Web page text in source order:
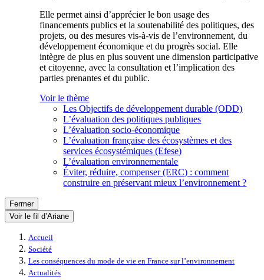
Elle permet ainsi d’apprécier le bon usage des
financements publics et la soutenabilité des politiques, des
projets, ou des mesures vis-à-vis de l’environnement, du
développement économique et du progrès social. Elle
intègre de plus en plus souvent une dimension participative
et citoyenne, avec la consultation et l’implication des
parties prenantes et du public.
Voir le thème
Les Objectifs de développement durable (ODD)
L’évaluation des politiques publiques
L’évaluation socio-économique
L’évaluation française des écosystèmes et des
services écosystémiques (Efese)
L’évaluation environnementale
Éviter, réduire, compenser (ERC) : comment
construire en préservant mieux l’environnement ?
Fermer
Voir le fil d’Ariane
Accueil
Société
Les conséquences du mode de vie en France sur l’environnement
Actualités